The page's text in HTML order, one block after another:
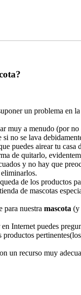
un problema en
muy a menudo (por
no se lava
puedes airear tu casa
de quitarlo,
y no hay que
de los productos
de mascotas
para nuestra mascota (y
Internet puedes
productos
un recurso muy